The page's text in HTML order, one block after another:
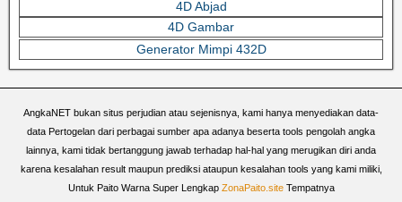
4D Abjad
4D Gambar
Generator Mimpi 432D
AngkaNET bukan situs perjudian atau sejenisnya, kami hanya menyediakan data-
data Pertogelan dari perbagai sumber apa adanya beserta tools pengolah angka
lainnya, kami tidak bertanggung jawab terhadap hal-hal yang merugikan diri anda
karena kesalahan result maupun prediksi ataupun kesalahan tools yang kami miliki,
Untuk Paito Warna Super Lengkap ZonaPaito.siteTempatnya